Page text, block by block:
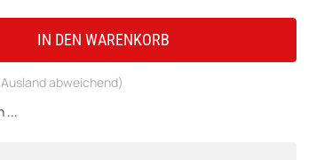
IN DEN WARENKORB
Ausland abweichend)
...